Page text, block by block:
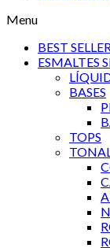
Menu
BEST
ESMALTES
BASES
TOPS